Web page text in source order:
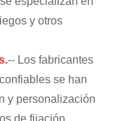
y otros
-- Los fabricantes
se han
y personalización
de fijación